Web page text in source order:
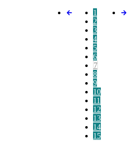
1
2
3
4
5
6
7
8
9
10
11
12
13
14
15